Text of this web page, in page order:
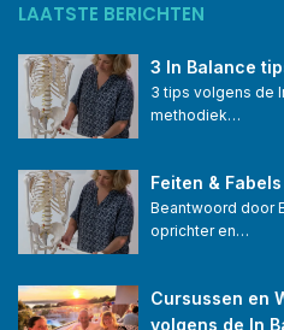
LAATSTE BERICHTEN
3 In Balance
3 tips volgens de
methodiek…
Feiten & Fabels
Beantwoord door
oprichter en…
Cursussen en
volgens de In